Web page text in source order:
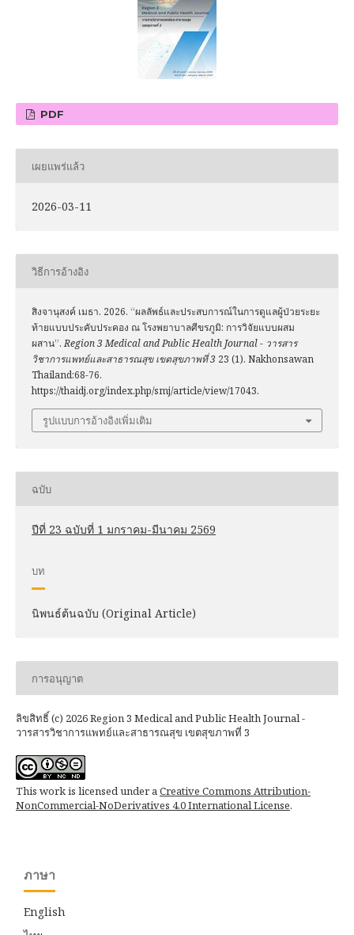
PDF
เผยแพร่แล้ว
2026-03-11
วิธีการอ้างอิง
สิงจานุสงค์ เมธา. 2026. “ผลลัพธ์และประสบการณ์ในการดูแลผู้ป่วยระยะ
ท้ายแบบประคับประคอง ณ โรงพยาบาลศีขรภูมิ: การวิจัยแบบผสม
ผสาน”.Region 3 Medical and Public Health Journal - วารสาร
วิชาการแพทย์และสาธารณสุข เขตสุขภาพที่ 3 23 (1). Nakhonsawan
Thailand:68-76.
https://thaidj.org/index.php/smj/article/view/17043.
รูปแบบการอ้างอิงเพิ่มเติม
ฉบับ
ปีที่ 23 ฉบับที่ 1 มกราคม-มีนาคม 2569
บท
นิพนธ์ต้นฉบับ (Original Article)
การอนุญาต
ลิขสิทธิ์ (c) 2026 Region 3 Medical and Public Health Journal -
วารสารวิชาการแพทย์และสาธารณสุข เขตสุขภาพที่ 3
This work is licensed under aCreative Commons Attribution-
NonCommercial-NoDerivatives 4.0 International License.
ภาษา
English